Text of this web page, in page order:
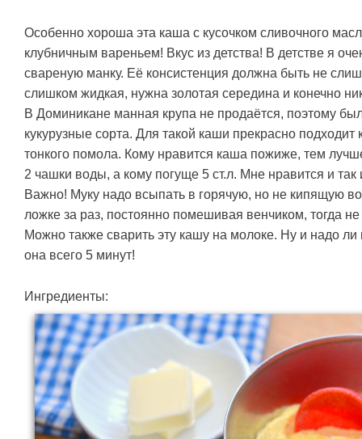
Особенно хороша эта каша с кусочком сливочного
клубничным вареньем! Вкус из детства! В детстве я
свареную манку. Её консистенция должна быть не
слишком жидкая, нужна золотая середина и конечно
В Доминикане манная крупа не продаётся, поэтому
кукурузные сорта. Для такой каши прекрасно подходит
тонкого помола. Кому нравится каша пожиже, тем
2 чашки воды, а кому погуще 5 ст.л. Мне нравится и так
Важно! Муку надо всыпать в горячую, но не кипящую
ложке за раз, постоянно помешивая венчиком, тогда не
Можно также сварить эту кашу на молоке. Ну и надо ли
она всего 5 минут!
Ингредиенты: